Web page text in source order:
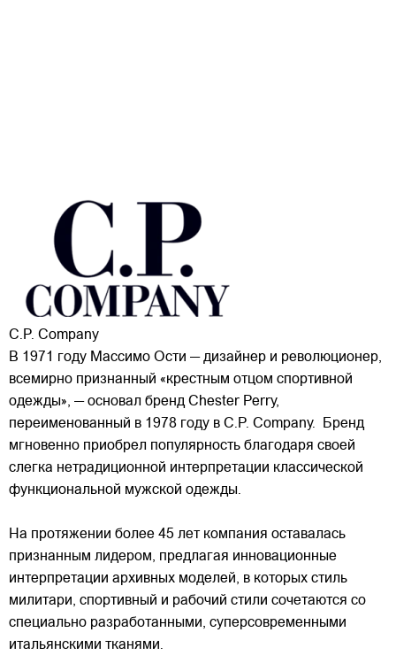
C.P. Company
В 1971 году Массимо Ости — дизайнер и революционер,
всемирно признанный «крестным отцом спортивной
одежды», — основал бренд Chester Perry,
переименованный в 1978 году в C.P. Company. Бренд
мгновенно приобрел популярность благодаря своей
слегка нетрадиционной интерпретации классической
функциональной мужской одежды.
На протяжении более 45 лет компания оставалась
признанным лидером, предлагая инновационные
интерпретации архивных моделей, в которых стиль
милитари, спортивный и рабочий стили сочетаются со
специально разработанными, суперсовременными
итальянскими тканями.